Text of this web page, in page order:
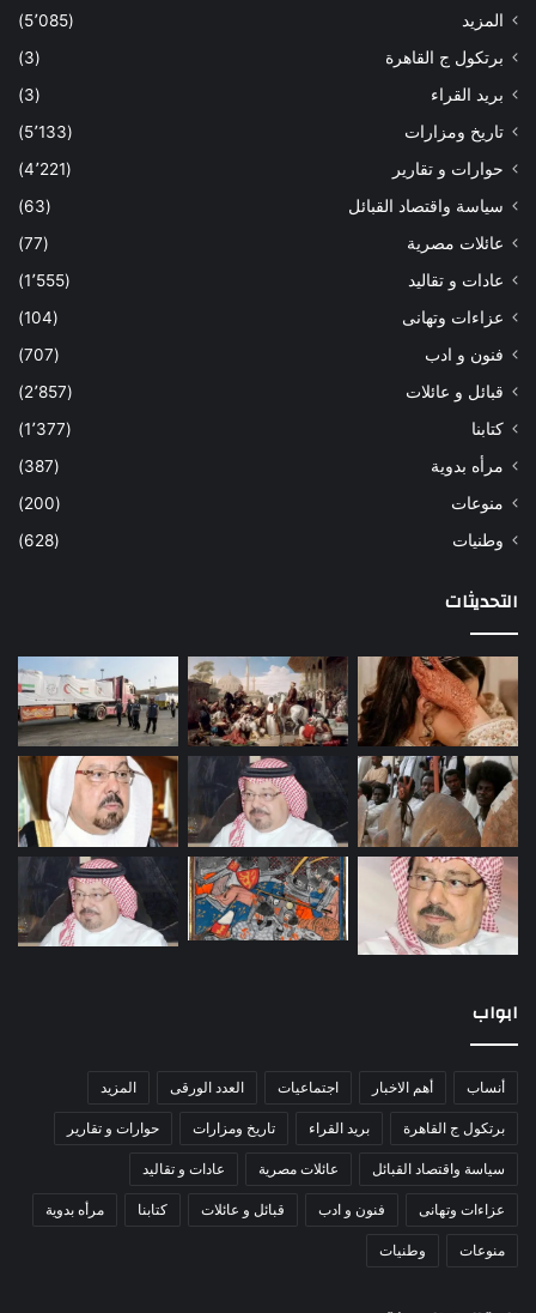
المزيد
(5٬085)
برتكول ج القاهرة
(3)
بريد القراء
(3)
تاريخ ومزارات
(5٬133)
حوارات و تقارير
(4٬221)
سياسة واقتصاد القبائل
(63)
عائلات مصرية
(77)
عادات و تقاليد
(1٬555)
عزاءات وتهانى
(104)
فنون و ادب
(707)
قبائل و عائلات
(2٬857)
كتابنا
(1٬377)
مرأه بدوية
(387)
منوعات
(200)
وطنيات
(628)
التحديثات
ابواب
أنساب أهم الاخبار اجتماعيات العدد الورقى المزيد
برتكول ج القاهرة بريد القراء تاريخ ومزارات حوارات و تقارير
سياسة واقتصاد القبائل عائلات مصرية عادات و تقاليد
عزاءات وتهانى فنون و ادب قبائل و عائلات كتابنا مرأه بدوية
منوعات وطنيات